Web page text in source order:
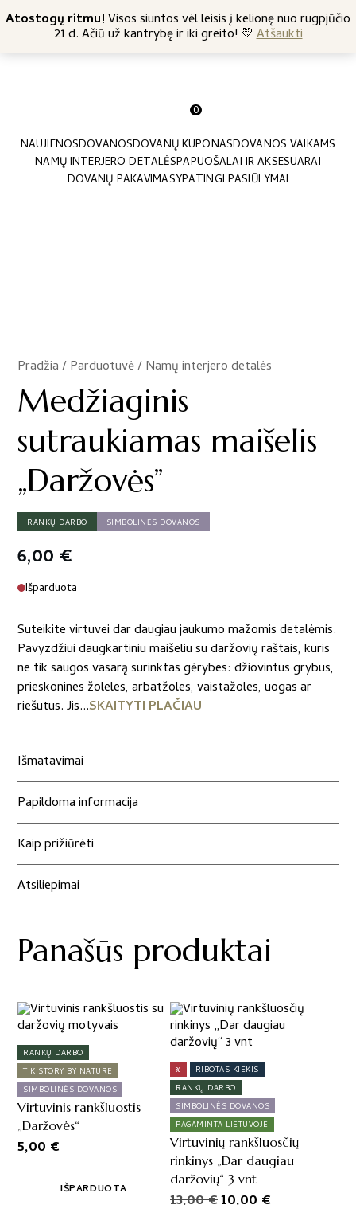
Atostogų ritmu!Visos siuntos vėl leisis į kelionę nuo rugpjūčio
21 d. Ačiū už kantrybę ir iki greito! 💛Atšaukti
Nemokamas siuntimas nuo 45 Eur +370 682 57369
0
NAUJIENOSDOVANOSDOVANŲ KUPONASDOVANOS VAIKAMS
NAMŲ INTERJERO DETALĖSPAPUOŠALAI IR AKSESUARAI
DOVANŲ PAKAVIMASYPATINGI PASIŪLYMAI
Pradžia/Parduotuvė/Namų interjero detalės
/
Medžiaginis
sutraukiamas maišelis
„Daržovės”
RANKŲ DARBO SIMBOLINĖS DOVANOS
6,00 €
Išparduota
Suteikite virtuvei dar daugiau jaukumo mažomis detalėmis.
Pavyzdžiui daugkartiniu maišeliu su daržovių raštais, kuris
ne tik saugos vasarą surinktas gėrybes: džiovintus grybus,
prieskonines žoleles, arbatžoles, vaistažoles, uogas ar
riešutus. Jis...SKAITYTI PLAČIAU
Išmatavimai
Papildoma informacija
Kaip prižiūrėti
Atsiliepimai
Panašūs produktai
RANKŲ DARBO
TIK STORY BY NATURE
SIMBOLINĖS DOVANOS
Virtuvinis rankšluostis
„Daržovės“
5,00 €
IŠPARDUOTA
%
RIBOTAS KIEKIS
RANKŲ DARBO
SIMBOLINĖS DOVANOS
PAGAMINTA LIETUVOJE
Virtuvinių rankšluosčių
rinkinys „Dar daugiau
daržovių“ 3 vnt